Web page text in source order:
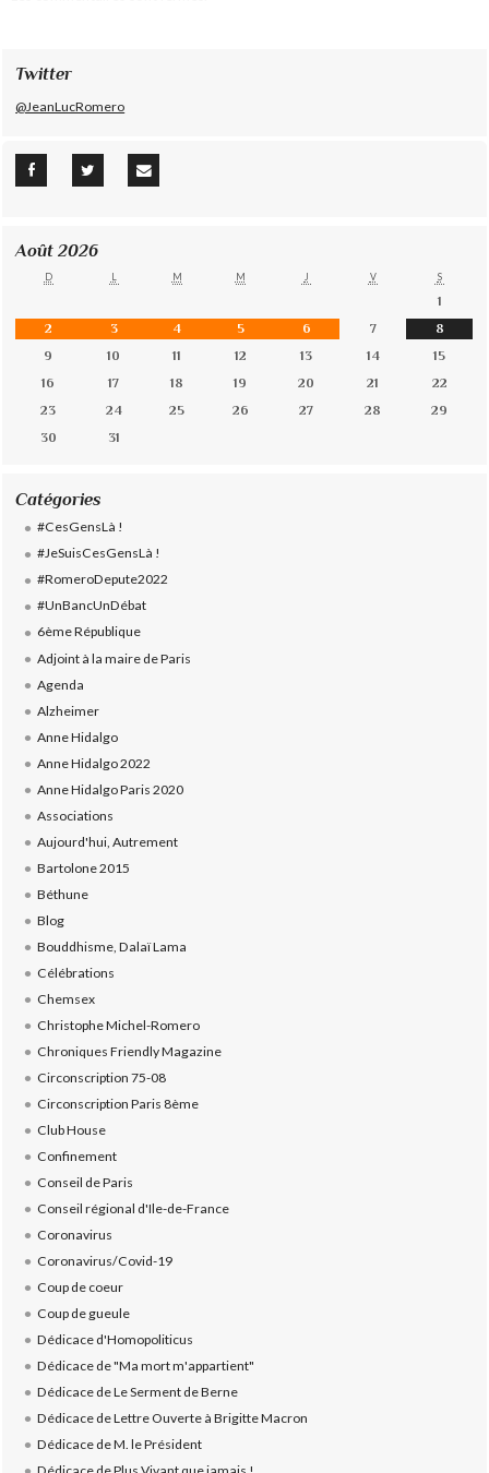
Twitter
@JeanLucRomero
Août 2026
D L M M J V S
1
2
3 4 5 6 7
8
9
10 11 12 13 14
15
16
17 18 19 20 21
22
23
24 25 26 27 28
29
30
31
Catégories
#CesGensLà !
#JeSuisCesGensLà !
#RomeroDepute2022
#UnBancUnDébat
6ème République
Adjoint à la maire de Paris
Agenda
Alzheimer
Anne Hidalgo
Anne Hidalgo 2022
Anne Hidalgo Paris 2020
Associations
Aujourd'hui, Autrement
Bartolone 2015
Béthune
Blog
Bouddhisme, Dalaï Lama
Célébrations
Chemsex
Christophe Michel-Romero
Chroniques Friendly Magazine
Circonscription 75-08
Circonscription Paris 8ème
Club House
Confinement
Conseil de Paris
Conseil régional d'Ile-de-France
Coronavirus
Coronavirus/Covid-19
Coup de coeur
Coup de gueule
Dédicace d'Homopoliticus
Dédicace de "Ma mort m'appartient"
Dédicace de Le Serment de Berne
Dédicace de Lettre Ouverte à Brigitte Macron
Dédicace de M. le Président